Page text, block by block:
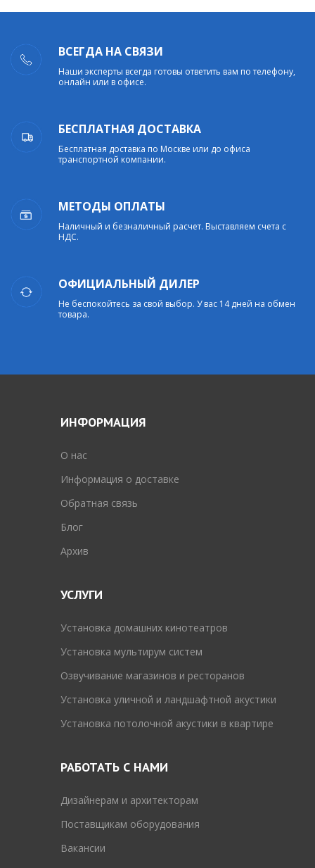
ВСЕГДА НА СВЯЗИ
Наши эксперты всегда готовы ответить вам по телефону,
онлайн или в офисе.
БЕСПЛАТНАЯ ДОСТАВКА
Бесплатная доставка по Москве или до офиса
транспортной компании.
МЕТОДЫ ОПЛАТЫ
Наличный и безналичный расчет. Выставляем счета с
НДС.
ОФИЦИАЛЬНЫЙ ДИЛЕР
Не беспокойтесь за свой выбор. У вас 14 дней на обмен
товара.
ИНФОРМАЦИЯ
O нас
Информация о доставке
Обратная связь
Блог
Архив
УСЛУГИ
Установка домашних кинотеатров
Установка мультирум систем
Озвучивание магазинов и ресторанов
Установка уличной и ландшафтной акустики
Установка потолочной акустики в квартире
РАБОТАТЬ С НАМИ
Дизайнерам и архитекторам
Поставщикам оборудования
Вакансии